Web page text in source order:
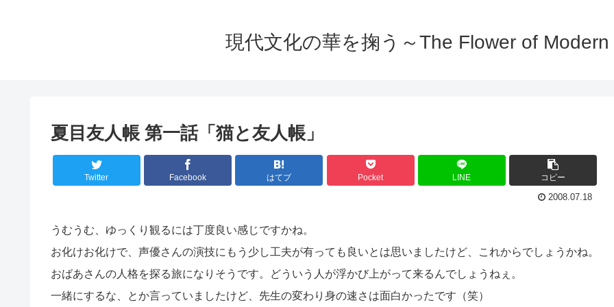
現代文化の華を掬う～The Flower of Modern
夏目友人帳 第一話「猫と友人帳」
Twitter Facebook はてブ Pocket LINE コピー
2008.07.18
うむうむ、ゆっくり観るには丁度良い感じですかね。
お化けお化けで、声優さんの演技にもう少し工夫が有っても良いとは思いましたけど、これからでしょうかね。
おばあさんの人格を探る旅になりそうです。どういう人が浮かび上がって来るんでしょうねぇ。
一緒にするな、とか言っていましたけど、先生の変わり身の速さは面白かったです（笑）